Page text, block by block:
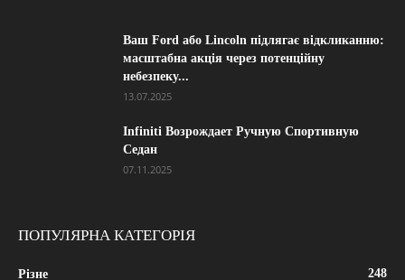
Ваш Ford або Lincoln підлягає відкликанню:
масштабна акція через потенційну
небезпеку...
13.07.2025
Infiniti Возрождает Ручную Спортивную
Седан
07.11.2025
ПОПУЛЯРНА КАТЕГОРІЯ
Різне 248